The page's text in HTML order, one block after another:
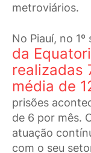
metroviários.
No Piauí, no
da
realizadas
média de
prisões
de 6 por mês.
atuação
com o seu